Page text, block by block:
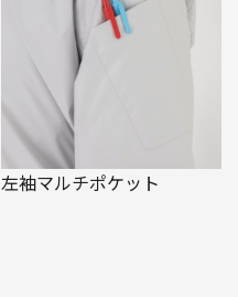
左袖マルチポケット